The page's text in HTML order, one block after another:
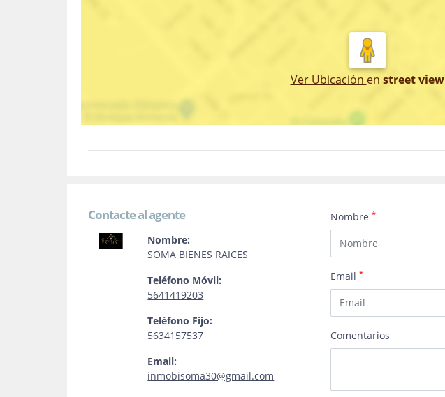
Ver Ubicación en street view
Contacte al agente
Nombre:
SOMA BIENES RAICES
Teléfono Móvil:
5641419203
Teléfono Fijo:
5634157537
Email:
inmobisoma30@gmail.com
Nombre*
Email*
Comentarios